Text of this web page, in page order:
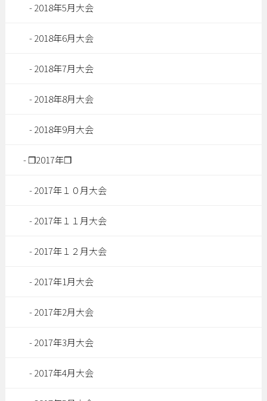
2018年5月大会
2018年6月大会
2018年7月大会
2018年8月大会
2018年9月大会
❒2017年❒
2017年１０月大会
2017年１１月大会
2017年１２月大会
2017年1月大会
2017年2月大会
2017年3月大会
2017年4月大会